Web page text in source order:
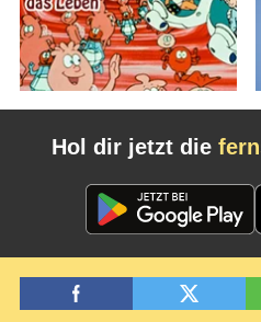
Hol dir jetzt die